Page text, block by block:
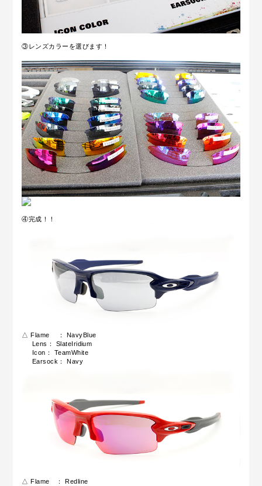
③レンズカラーを選びます！
④完成！！
△ Flame ： NavyBlue
Lens： SlateIridium
Icon： TeamWhite
Earsock： Navy
△ Flame ： Redline